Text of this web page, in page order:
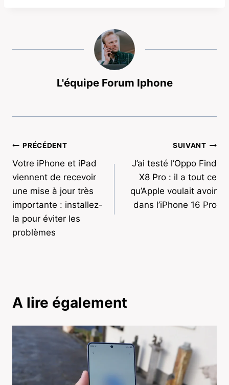
L'équipe Forum Iphone
Navigation
de
l’article
PRÉCÉDENT
Votre iPhone et iPad
viennent de recevoir
une mise à jour très
importante : installez-
la pour éviter les
problèmes
SUIVANT
J’ai testé l’Oppo Find
X8 Pro : il a tout ce
qu’Apple voulait avoir
dans l’iPhone 16 Pro
A lire également